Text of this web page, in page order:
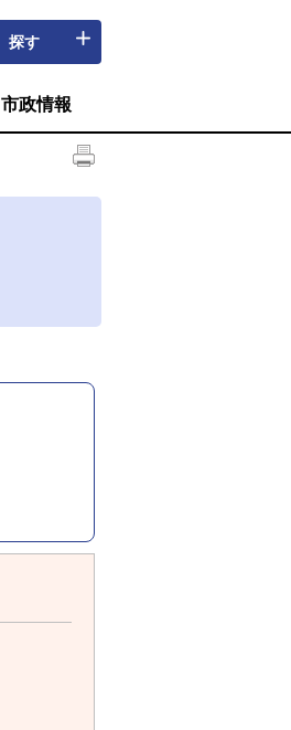
探す
市政情報